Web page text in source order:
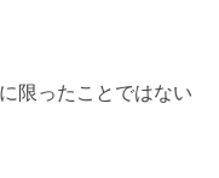
限ったことではない